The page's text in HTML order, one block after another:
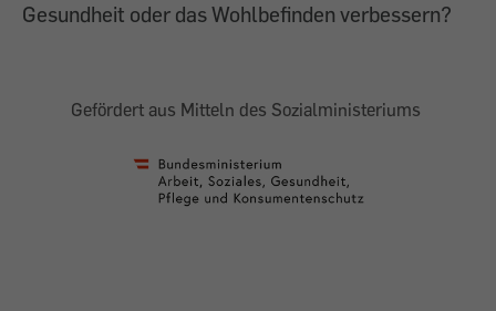
Gesundheit oder das Wohlbefinden verbessern?
Gefördert aus Mitteln des Sozialministeriums